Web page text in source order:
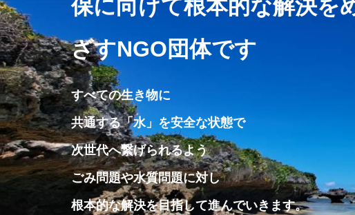
保に向けて根本的な解決を
ざすNGO団体です
すべての生き物に
共通する「水」を安全な状態で
次世代へ繋げられるよう
ごみ問題や水質問題に対し
根本的な解決を目指して進んでいきます。